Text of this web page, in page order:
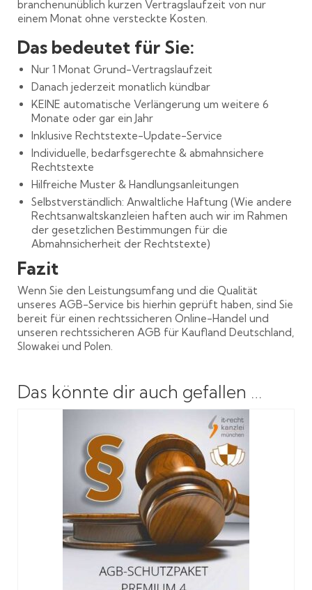
branchenunüblich kurzen Vertragslaufzeit von nur
einem Monat ohne versteckte Kosten.
Das bedeutet für Sie:
Nur 1 Monat Grund-Vertragslaufzeit
Danach jederzeit monatlich kündbar
KEINE automatische Verlängerung um weitere 6
Monate oder gar ein Jahr
Inklusive Rechtstexte-Update-Service
Individuelle, bedarfsgerechte & abmahnsichere
Rechtstexte
Hilfreiche Muster & Handlungsanleitungen
Selbstverständlich: Anwaltliche Haftung (Wie andere
Rechtsanwaltskanzleien haften auch wir im Rahmen
der gesetzlichen Bestimmungen für die
Abmahnsicherheit der Rechtstexte)
Fazit
Wenn Sie den Leistungsumfang und die Qualität
unseres AGB-Service bis hierhin geprüft haben, sind Sie
bereit für einen rechtssicheren Online-Handel und
unseren rechtssicheren AGB für Kaufland Deutschland,
Slowakei und Polen.
Das könnte dir auch gefallen …